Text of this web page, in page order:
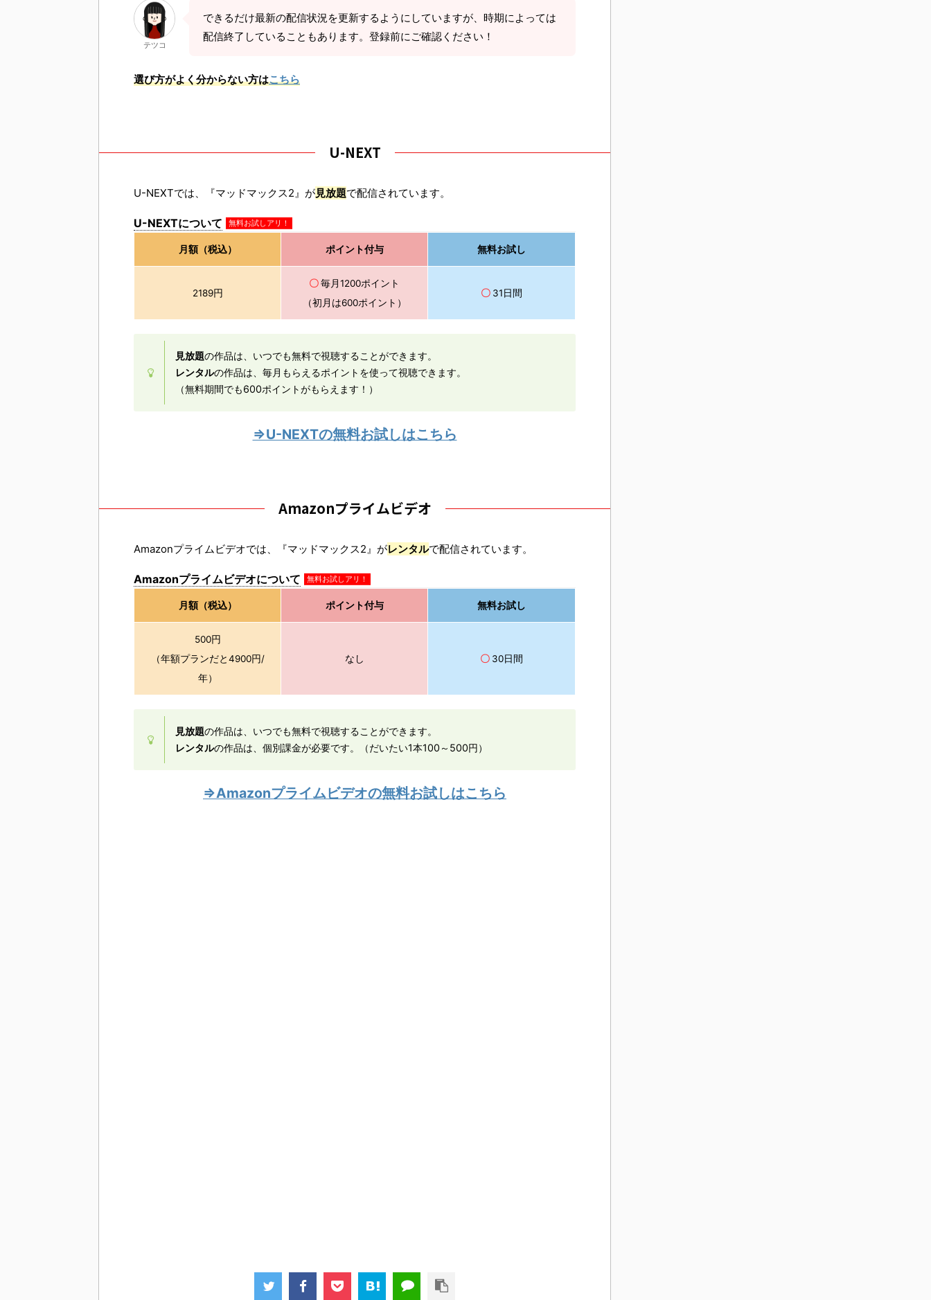
テツコ
できるだけ最新の配信状況を更新するようにしていますが、時期によっては
配信終了していることもあります。登録前にご確認ください！
選び方がよく分からない方はこちら
U-NEXT
U-NEXTでは、『マッドマックス2』が見放題で配信されています。
U-NEXTについて 無料お試しアリ！
月額（税込） ポイント付与 無料お試し
2189円
〇毎月1200ポイント
（初月は600ポイント）
〇 31日間
見放題の作品は、いつでも無料で視聴することができます。
レンタルの作品は、毎月もらえるポイントを使って視聴できます。
（無料期間でも600ポイントがもらえます！）
⇒U-NEXTの無料お試しはこちら
Amazonプライムビデオ
Amazonプライムビデオでは、『マッドマックス2』がレンタルで配信されています。
Amazonプライムビデオについて 無料お試しアリ！
月額（税込） ポイント付与 無料お試し
500円
（年額プランだと4900円/
年）
なし 〇 30日間
見放題の作品は、いつでも無料で視聴することができます。
レンタルの作品は、個別課金が必要です。（だいたい1本100～500円）
⇒Amazonプライムビデオの無料お試しはこちら